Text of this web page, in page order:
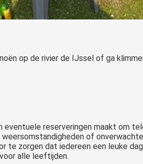
op de rivier de IJssel of ga
reserveringen maakt om
of
te zorgen dat iedereen een leuke
alle leeftijden.